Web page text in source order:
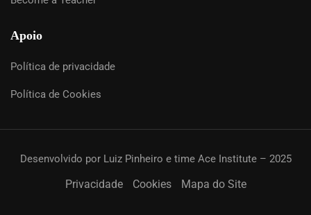
Apoio
Política de privacidade
Política de Cookies
Desenvolvido por Luiz Pinheiro e time Ace Institute – 2025
Privacidade Cookies Mapa do Site